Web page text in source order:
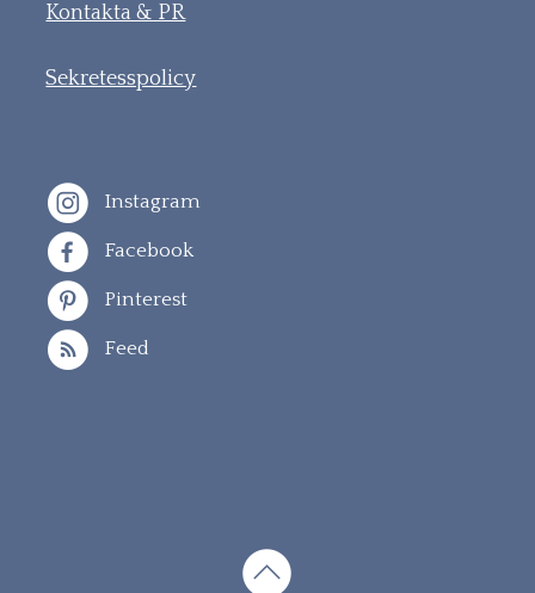
Kontakta & PR
Sekretesspolicy
Instagram
Facebook
Pinterest
Feed